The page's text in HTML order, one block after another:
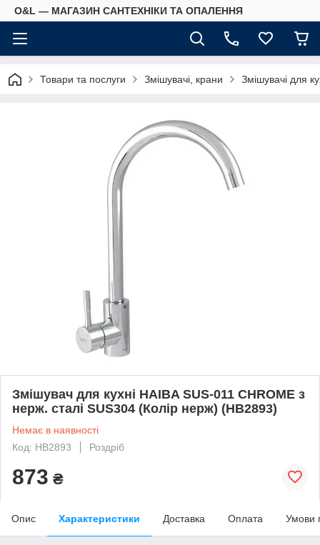
O&L — МАГАЗИН САНТЕХНІКИ ТА ОПАЛЕННЯ
Товари та послуги Змішувачі, крани Змішувачі для
Змішувач для кухні HAIBA SUS-011 CHROME з
нерж. сталі SUS304 (Колір нерж) (HB2893)
Немає в наявності
Код: HB2893
Роздріб
873 ₴
Опис Характеристики Доставка Оплата Умови